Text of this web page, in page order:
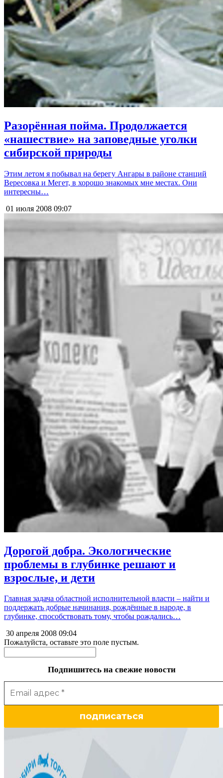
Разорённая пойма. Продолжается
«нашествие» на заповедные уголки
сибирской природы
Этим летом я побывал на берегу Ангары в районе станций
Вересовка и Мегет, в хорошо знакомых мне местах. Они
интересны…
01 июля 2008 09:07
Дорогой добра. Экологические
проблемы в глубинке решают и
взрослые, и дети
Главная задача областной исполнительной власти – найти и
поддержать добрые начинания, рождённые в народе, в
глубинке, способствовать тому, чтобы рождались…
30 апреля 2008 09:04
Пожалуйста, оставьте это поле пустым.
Подпишитесь на свежие новости